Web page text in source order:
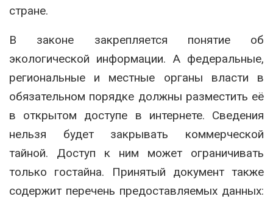
стране.
В законе закрепляется понятие об
экологической информации. А федеральные,
региональные и местные органы власти в
обязательном порядке должны разместить её
в открытом доступе в интернете. Сведения
нельзя будет закрывать коммерческой
тайной. Доступ к ним может ограничивать
только гостайна. Принятый документ также
содержит перечень предоставляемых данных: